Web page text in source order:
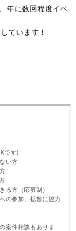
年に数回程度イベ
ています！
です)
い方
る方（応募制）
の参加、拡散に協力
案件相談もありま